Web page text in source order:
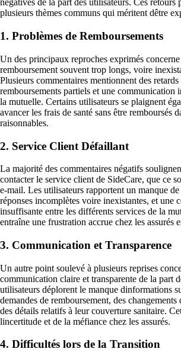
négatives de la part des utilisateurs. Ces retours
plusieurs thèmes communs qui méritent dêtre
1. Problèmes de Remboursements
Un des principaux reproches exprimés
remboursement souvent trop longs, voire
Plusieurs commentaires mentionnent des
remboursements partiels et une communication
la mutuelle. Certains utilisateurs se plaignent
avancer les frais de santé sans être remboursés
raisonnables.
2. Service Client Défaillant
La majorité des commentaires négatifs
contacter le service client de SideCare, que ce
e-mail. Les utilisateurs rapportent un manque
réponses incomplètes voire inexistantes, et une
insuffisante entre les différents services de la
entraîne une frustration accrue chez les assurés
3. Communication et Transparence
Un autre point soulevé à plusieurs reprises
communication claire et transparente de la part
utilisateurs déplorent le manque dinformations
demandes de remboursement, des changements
des détails relatifs à leur couverture sanitaire.
lincertitude et de la méfiance chez les assurés.
4. Difficultés lors de la Transition